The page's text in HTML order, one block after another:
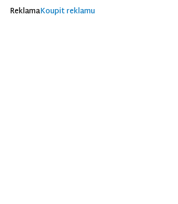
ReklamaKoupit reklamu